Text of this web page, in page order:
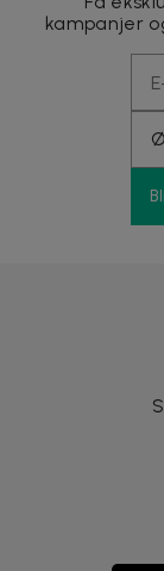
kampanjer